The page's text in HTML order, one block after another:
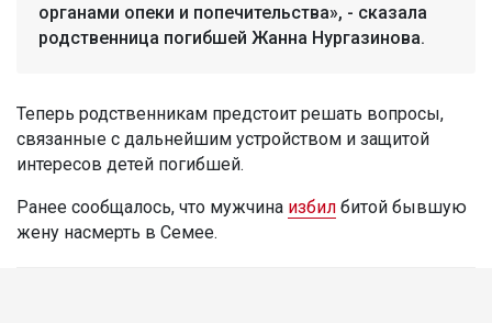
органами опеки и попечительства», - сказала
родственница погибшей Жанна Нургазинова.
Теперь родственникам предстоит решать вопросы,
связанные с дальнейшим устройством и защитой
интересов детей погибшей.
Ранее сообщалось, что мужчина избил битой бывшую
жену насмерть в Семее.